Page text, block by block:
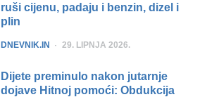
ruši cijenu, padaju i benzin, dizel i
plin
POSTED
DNEVNIK.IN 29. LIPNJA 2026.
Dijete preminulo nakon jutarnje
dojave Hitnoj pomoći: Obdukcija